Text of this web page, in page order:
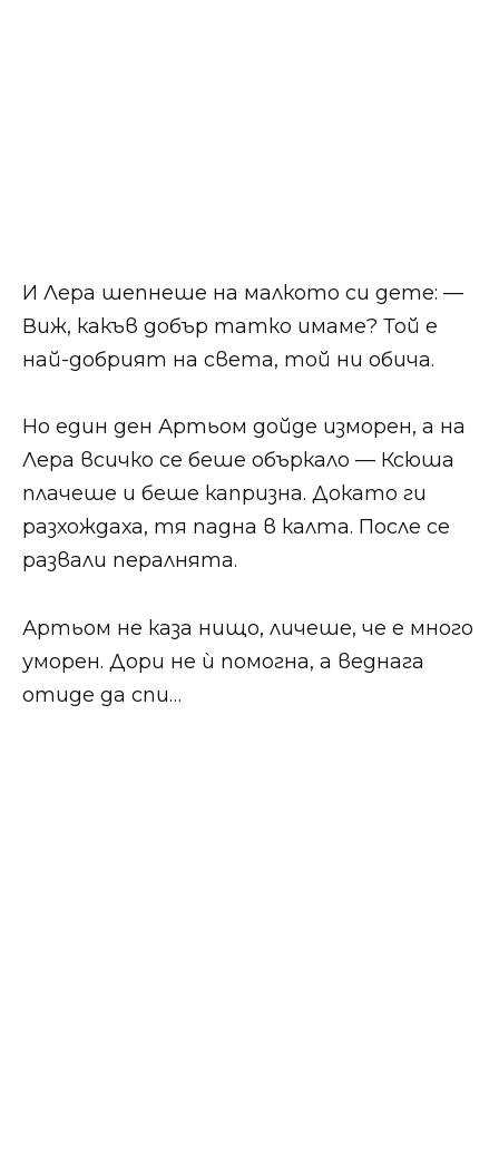
И Лера шепнеше на малкото си дете: —
Виж, какъв добър татко имаме? Той е
най-добрият на света, той ни обича.
Но един ден Артьом дойде изморен, а на
Лера всичко се беше объркало — Ксюша
плачеше и беше капризна. Докато ги
разхождаха, тя падна в калта. После се
развали пералнята.
Артьом не каза нищо, личеше, че е много
уморен. Дори не ѝ помогна, а веднага
отиде да спи…